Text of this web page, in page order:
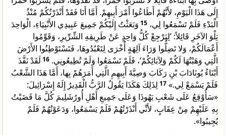
إِلَى هَذَا الْيَوْمِ، لأَنَّهُمْ أَطَاعُوا أَمْرَ أَبِيهِمْ. أَمَّا أَنَا فَقَدْ أَنْذَرْتُكُمْ مُنْذُ
الْبَدْءِ فَلَمْ تَسْمَعُوا لِي، 15 وَبَعَثْتُ إِلَيْكُمْ جَمِيعَ عَبِيدِي الأَنْبِيَاءِ، الْوَاحِدَ
تِلْوَ الآخَرِ قَائِلاً: ’لِيَرْجِعْ كُلُّ وَاحِدٍ عَنْ طَرِيقِهِ الشِّرِّيرِ، وَقَوِّمُوا
أَعْمَالَكُمْ، وَلا تَضِلُّوا وَرَاءَ آلِهَةٍ أُخْرَى لِتَعْبُدُوهَا، فَتَسْتَوْطِنُوا الأَرْضَ
الَّتِي وَهَبْتُهَا لَكُمْ وَلِآبَائِكُمْ‘، فَلَمْ تَسْمَعُوا وَلَمْ تُطِيعُونِي. 16 لَقَدْ نَفَّذَ
أَبْنَاءُ يُونَادَابَ بْنِ رَكَابَ وَصِيَّةَ أَبِيهِمِ الَّتِي أَمَرَهُمْ بِها، أَمَّا هَذَا الشَّعْبُ
فَلَمْ يَسْمَعْ لِي.» 17 لِذَلِكَ هَكَذَا يَقُولُ الرَّبُّ الْقَدِيرُ إِلَهُ إِسْرَائِيلَ:
«سَأُوْقِعُ عَلَى شَعْبِ يَهُوذَا وَعَلَى جَمِيعِ أَهْلِ أُورُشَلِيمَ كُلَّ مَا قَضَيْتُ
بِهِ عَلَيْهِمْ مِنْ عِقَابٍ، لأَنِّي أَنْذَرْتُهُمْ فَلَمْ يَسْمَعُوا، وَدَعَوْتُهُمْ فَلَمْ
يُجِيبُوا».